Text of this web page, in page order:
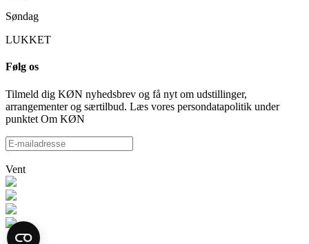
Søndag
LUKKET
Følg os
Tilmeld dig KØN nyhedsbrev og få nyt om udstillinger,
arrangementer og særtilbud. Læs vores persondatapolitik under
punktet Om KØN
Vent